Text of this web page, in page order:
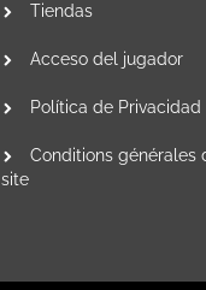
Tiendas
Acceso del jugador
Política de Privacidad
Conditions générales
site